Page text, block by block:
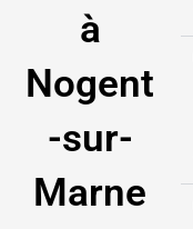
à
Nogent
-sur-
Marne